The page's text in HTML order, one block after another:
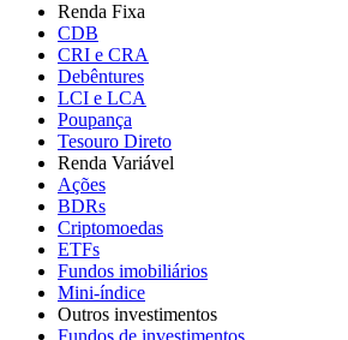
Renda Fixa
CDB
CRI e CRA
Debêntures
LCI e LCA
Poupança
Tesouro Direto
Renda Variável
Ações
BDRs
Criptomoedas
ETFs
Fundos imobiliários
Mini-índice
Outros investimentos
Fundos de investimentos